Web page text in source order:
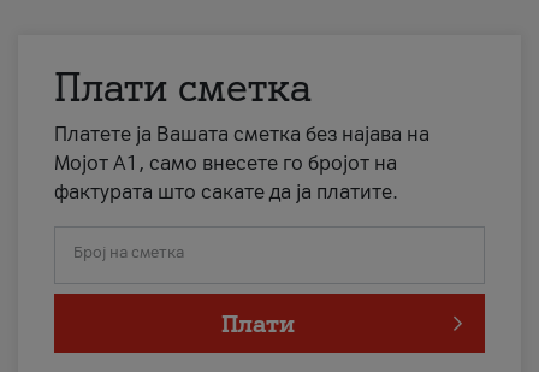
Плати сметка
Платете ја Вашата сметка без најава на
Мојот А1, само внесете го бројот на
фактурата што сакате да ја платите.
Број на сметка
Плати